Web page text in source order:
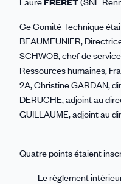
Ce Comité Technique
BEAUMEUNIER,
SCHWOB, chef de
Ressources humaines,
2A, Christine GARDAN,
DERUCHE, adjoint au
GUILLAUME, adjoint au
Quatre points étaient
- Le règlement intérieur